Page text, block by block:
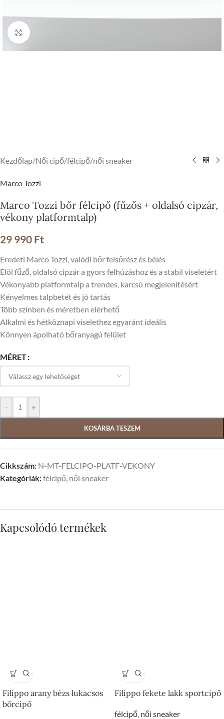
Kattintson a nagyításhoz
Kezdőlap/Női cipő/félcipő/női sneaker
Marco Tozzi
Marco Tozzi bőr félcipő (fűzős + oldalsó cipzár,
vékony platformtalp)
29 990 Ft
Eredeti Marco Tozzi, valódi bőr felsőrész és bélés
Elöl fűző, oldalsó cipzár a gyors felhúzáshoz és a stabil viseletért
Vékonyabb platformtalp a trendes, karcsú megjelenítésért
Kényelmes talpbetét és jó tartás
Több színben és méretben elérhető
Alkalmi és hétköznapi viselethez egyaránt ideális
Könnyen ápolható bőranyagú felület
MÉRET
- +
KOSÁRBA TESZEM
Cikkszám: N-MT-FELCIPO-PLATF-VEKONY
Kategóriák:félcipő női sneaker
Kapcsolódó termékek
Filippo arany bézs lukacsos
bőrcipő
Filippo fekete lakk sportcipő
félcipő, női sneaker